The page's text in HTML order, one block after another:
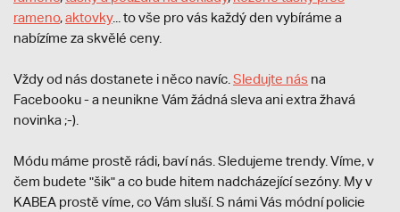
rameno,aktovky... to vše pro vás každý den vybíráme a
nabízíme za skvělé ceny.
Vždy od nás dostanete i něco navíc. Sledujte nás na
Facebooku - a neunikne Vám žádná sleva ani extra žhavá
novinka ;-).
Módu máme prostě rádi, baví nás. Sledujeme trendy. Víme, v
čem budete "šik" a co bude hitem nadcházející sezóny. My v
KABEA prostě víme, co Vám sluší. S námi Vás módní policie